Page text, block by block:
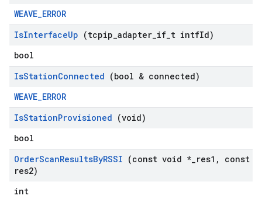
WEAVE_ERROR
IsInterfaceUp (tcpip adapter if t intfId)
bool
IsStationConnected (bool & connected)
WEAVE_ERROR
IsStationProvisioned (void)
bool
OrderScanResultsByRSSI (const void * res1 ,
const
res2)
int